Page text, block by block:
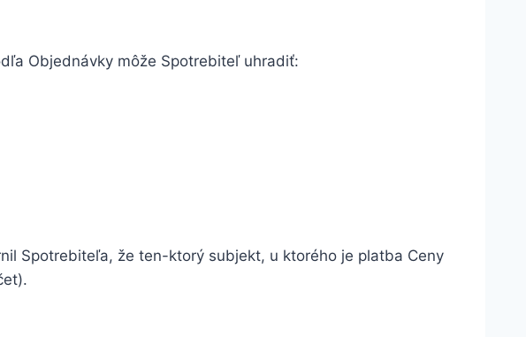
Objednávky môže Spotrebiteľ uhradiť:
Spotrebiteľa, že ten-ktorý subjekt, u ktorého je platba Ceny